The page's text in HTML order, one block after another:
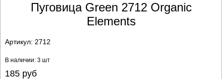
Пуговица Green 2712 Organic
Elements
Артикул: 2712
В наличии: 3 шт
185руб